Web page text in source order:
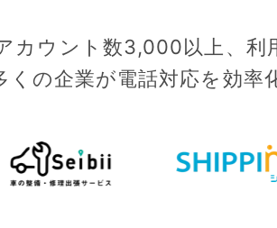
カウント数3,000以上、利
くの企業が電話対応を効率